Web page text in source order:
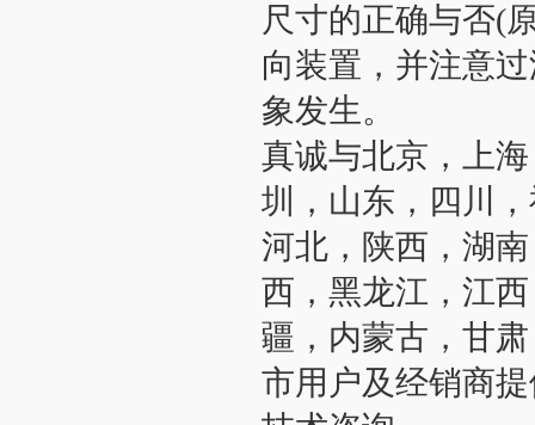
尺寸的正确与否(
向装置，并注意
象发生。
真诚与北京，上
圳，山东，四川
河北，陕西，湖
西，黑龙江，江
疆，内蒙古，甘
市用户及经销商